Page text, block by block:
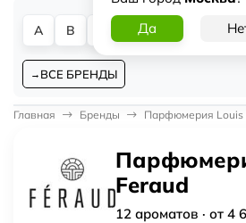
A B D G
ВСЕ БРЕНДЫ
Главная Бренды Парфюмерия Louis
Feraud
12 ароматов · от 4